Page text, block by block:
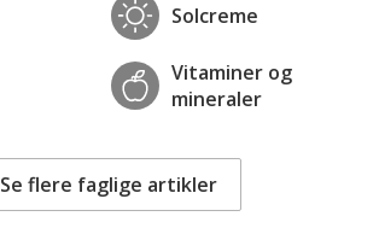
Solcreme
Vitaminer og
mineraler
Se flere faglige artikler